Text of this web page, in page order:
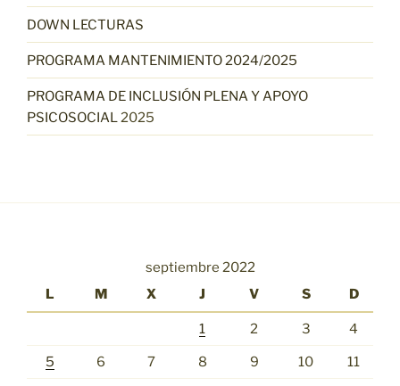
DOWN LECTURAS
PROGRAMA MANTENIMIENTO 2024/2025
PROGRAMA DE INCLUSIÓN PLENA Y APOYO
PSICOSOCIAL2025
septiembre 2022
L
M X J V S D
1 2 3 4
5 6 7 8 9 10 11